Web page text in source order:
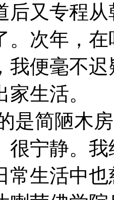
后又专程
。次年，
我便毫不
生活。
简陋木房
很宁静。
常生活中